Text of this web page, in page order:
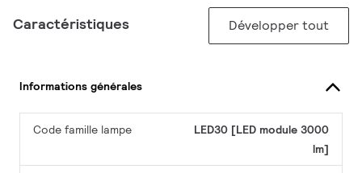
Caractéristiques Développer tout
Informations générales
Code famille lampe
LED30 [LED module 3000
lm]